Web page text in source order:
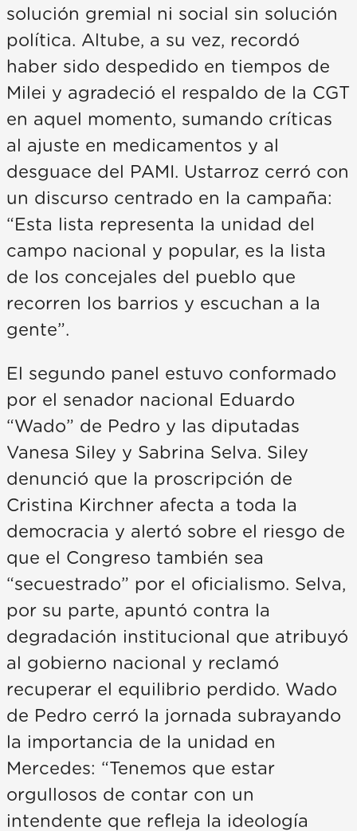
solución gremial ni social sin solución
política. Altube, a su vez, recordó
haber sido despedido en tiempos de
Milei y agradeció el respaldo de la CGT
en aquel momento, sumando críticas
al ajuste en medicamentos y al
desguace del PAMI. Ustarroz cerró con
un discurso centrado en la campaña:
“Esta lista representa la unidad del
campo nacional y popular, es la lista
de los concejales del pueblo que
recorren los barrios y escuchan a la
gente”.
El segundo panel estuvo conformado
por el senador nacional Eduardo
“Wado” de Pedro y las diputadas
Vanesa Siley y Sabrina Selva. Siley
denunció que la proscripción de
Cristina Kirchner afecta a toda la
democracia y alertó sobre el riesgo de
que el Congreso también sea
“secuestrado” por el oficialismo. Selva,
por su parte, apuntó contra la
degradación institucional que atribuyó
al gobierno nacional y reclamó
recuperar el equilibrio perdido. Wado
de Pedro cerró la jornada subrayando
la importancia de la unidad en
Mercedes: “Tenemos que estar
orgullosos de contar con un
intendente que refleja la ideología